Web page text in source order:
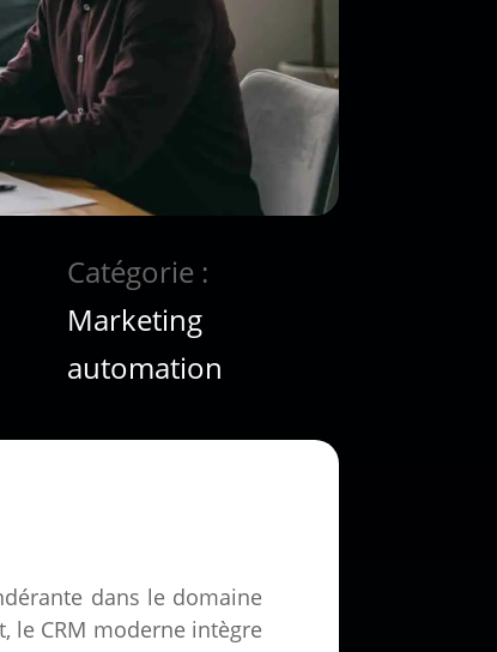
Catégorie :
Marketing
automation
dans le domaine
le CRM moderne intègre